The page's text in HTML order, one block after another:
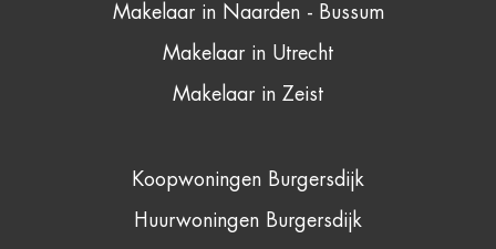
Makelaar in Naarden - Bussum
Makelaar in Utrecht
Makelaar in Zeist
Koopwoningen Burgersdijk
Huurwoningen Burgersdijk